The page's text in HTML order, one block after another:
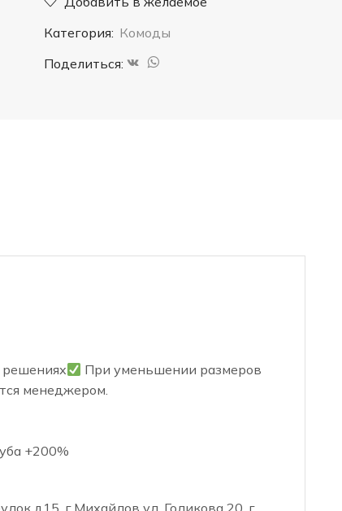
Категория: Комоды
Поделиться:
При уменьшении размеров
менеджером.
+200%